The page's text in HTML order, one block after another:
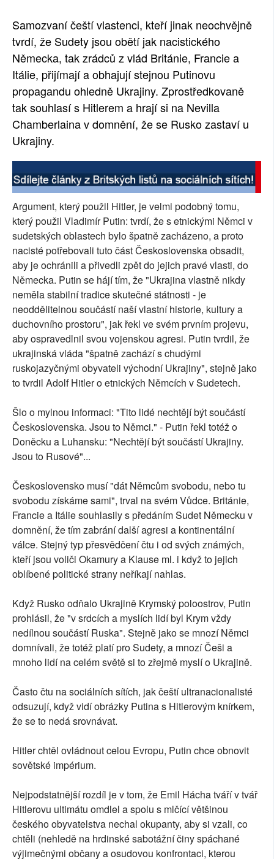
Samozvaní čeští vlastenci, kteří jinak neochvějně
tvrdí, že Sudety jsou obětí jak nacistického
Německa, tak zrádců z vlád Británie, Francie a
Itálie, přijímají a obhajují stejnou Putinovu
propagandu ohledně Ukrajiny. Zprostředkovaně
tak souhlasí s Hitlerem a hrají si na Nevilla
Chamberlaina v domnění, že se Rusko zastaví u
Ukrajiny.
Argument, který použil Hitler, je velmi podobný tomu,
který použil Vladimír Putin: tvrdí, že s etnickými Němci v
sudetských oblastech bylo špatně zacházeno, a proto
nacisté potřebovali tuto část Československa obsadit,
aby je ochránili a přivedli zpět do jejich pravé vlasti, do
Německa. Putin se hájí tím, že "Ukrajina vlastně nikdy
neměla stabilní tradice skutečné státnosti - je
neoddělitelnou součástí naší vlastní historie, kultury a
duchovního prostoru", jak řekl ve svém prvním projevu,
aby ospravedlnil svou vojenskou agresi. Putin tvrdil, že
ukrajinská vláda "špatně zachází s chudými
ruskojazyčnými obyvateli východní Ukrajiny", stejně jako
to tvrdil Adolf Hitler o etnických Němcích v Sudetech.
Šlo o mylnou informaci: "Tito lidé nechtějí být součástí
Československa. Jsou to Němci." - Putin řekl totéž o
Doněcku a Luhansku: "Nechtějí být součástí Ukrajiny.
Jsou to Rusové"...
Československo musí "dát Němcům svobodu, nebo tu
svobodu získáme sami", trval na svém Vůdce. Británie,
Francie a Itálie souhlasily s předáním Sudet Německu v
domnění, že tím zabrání další agresi a kontinentální
válce. Stejný typ přesvědčení čtu i od svých známých,
kteří jsou voliči Okamury a Klause ml. i když to jejich
oblíbené politické strany neříkají nahlas.
Když Rusko odňalo Ukrajině Krymský poloostrov, Putin
prohlásil, že "v srdcích a myslích lidí byl Krym vždy
nedílnou součástí Ruska". Stejně jako se mnozí Němci
domnívali, že totéž platí pro Sudety, a mnozí Češi a
mnoho lidí na celém světě si to zřejmě myslí o Ukrajině.
Často čtu na sociálních sítích, jak čeští ultranacionalisté
odsuzují, když vidí obrázky Putina s Hitlerovým knírkem,
že se to nedá srovnávat.
Hitler chtěl ovládnout celou Evropu, Putin chce obnovit
sovětské impérium.
Nejpodstatnější rozdíl je v tom, že Emil Hácha tváří v tvář
Hitlerovu ultimátu omdlel a spolu s mlčící většinou
českého obyvatelstva nechal okupanty, aby si vzali, co
chtěli (nehledě na hrdinské sabotážní činy spáchané
výjimečnými občany a osudovou konfrontaci, kterou